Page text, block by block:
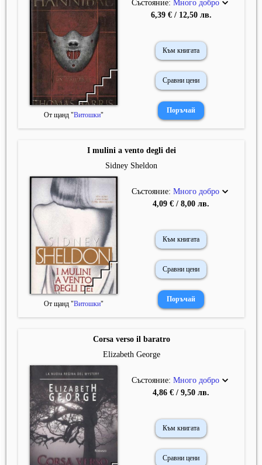
От щанд "Витошки"
Състояние: Много добро
6,39 € / 12,50 лв.
Към книгата
Сравни цени
I mulini a vento degli dei
Sidney Sheldon
От щанд "Витошки"
Състояние: Много добро
4,09 € / 8,00 лв.
Към книгата
Сравни цени
Corsa verso il baratro
Elizabeth George
Състояние: Много добро
4,86 € / 9,50 лв.
Към книгата
Сравни цени